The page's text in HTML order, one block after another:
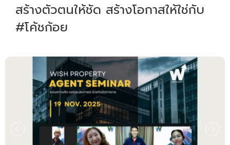
สร้างตัวตนให้ชัด สร้างโอกาสให้ใช่กับ
#โค้ชก้อย